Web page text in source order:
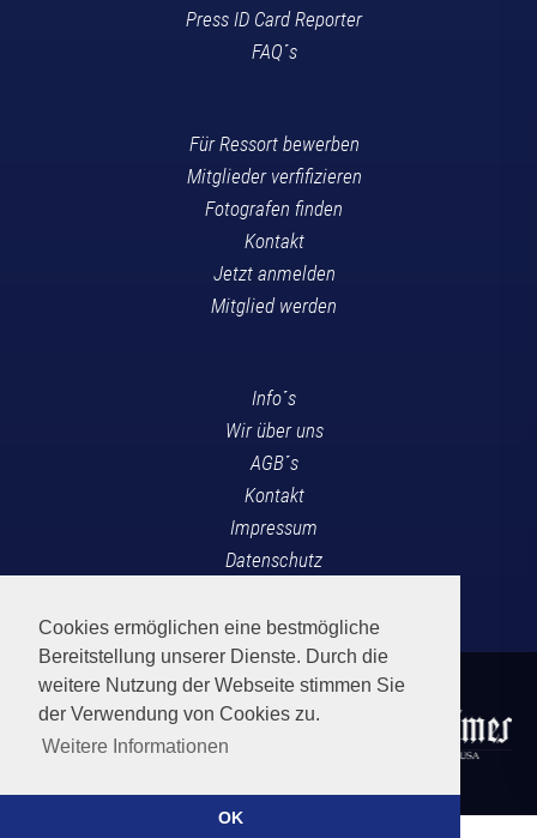
Cookies ermöglichen eine bestmögliche
Bereitstellung unserer Dienste. Durch die
weitere Nutzung der Webseite stimmen Sie
der Verwendung von Cookies zu.
Weitere Informationen
OK
Press ID Card Reporter
FAQ´s
Für Ressort bewerben
Mitglieder verfifizieren
Fotografen finden
Kontakt
Jetzt anmelden
Mitglied werden
Info´s
Wir über uns
AGB´s
Kontakt
Impressum
Datenschutz